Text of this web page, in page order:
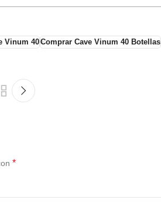
Vinum 40Comprar Cave Vinum 40 Botellas
*